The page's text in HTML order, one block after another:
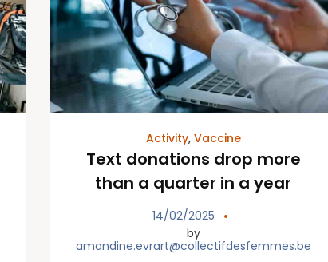
Activity, Vaccine
Text donations drop more
than a quarter in a year
14/02/2025
by
amandine.evrart@collectifdesfemmes.be